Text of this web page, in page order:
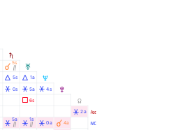
S
T
U
V
Y
W
X
À Ò
5s
Á 5s
Â 0s
Â Ò
5a
Á 1a
Â 5a
6s
Â Ò
1s
Â 4s
Â 0a À 4a
Â 2a